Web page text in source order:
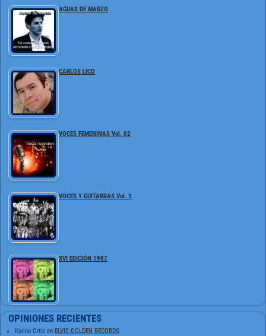
AGUAS DE MARZO
CARLOS LICO
VOCES FEMENINAS Vol. 02
VOCES Y GUITARRAS Vol. 1
XVI EDICIÓN 1987
OPINIONES RECIENTES
Karina Ortiz enELVIS GOLDEN RECORDS